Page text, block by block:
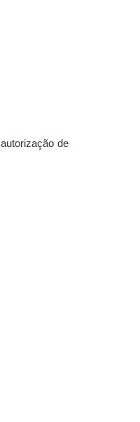
de